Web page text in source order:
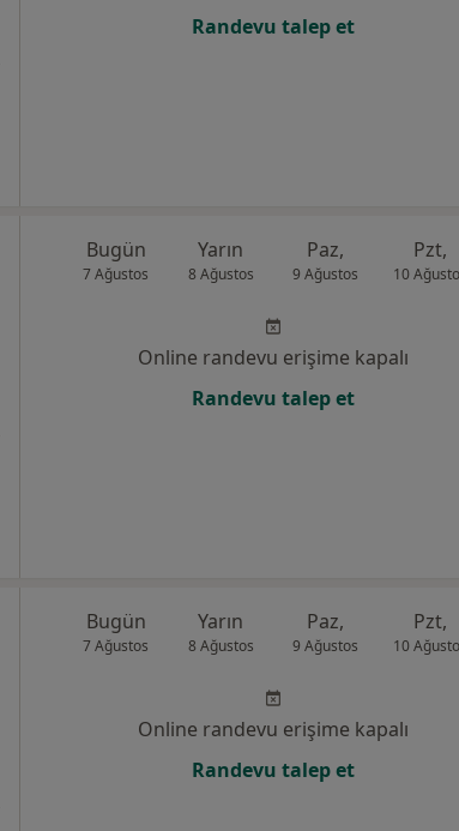
Randevu talep et
Bugün
7 Ağustos
Yarın
8 Ağustos
Paz,
9 Ağustos
Pzt,
10
Online randevu erişime kapalı
Randevu talep et
Bugün
7 Ağustos
Yarın
8 Ağustos
Paz,
9 Ağustos
Pzt,
10
Online randevu erişime kapalı
Randevu talep et